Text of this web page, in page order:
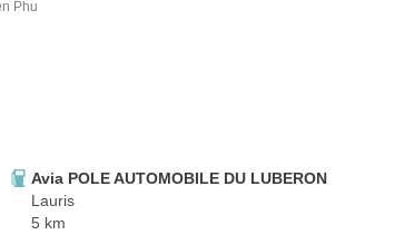
Phu
Avia POLE AUTOMOBILE DU LUBERON
Lauris
5 km